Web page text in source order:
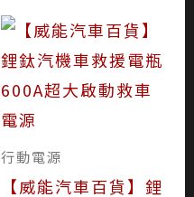
行動電源
【威能汽車百貨】鋰